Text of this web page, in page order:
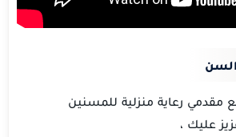
السن
مقدمي رعاية منزلية للمسنين
عليك ،